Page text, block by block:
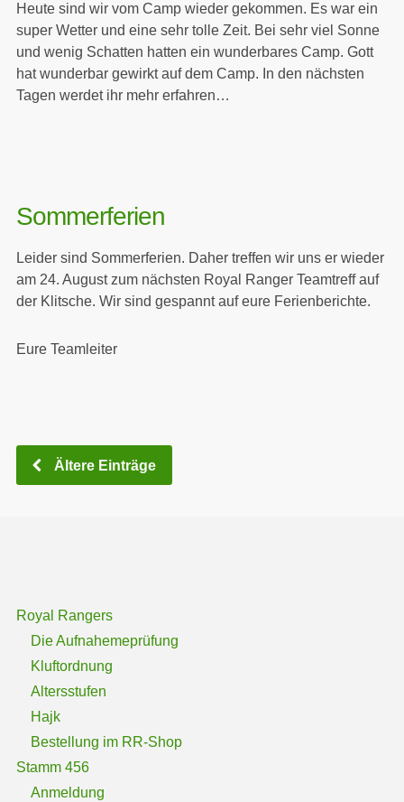
Heute sind wir vom Camp wieder gekommen. Es war ein
super Wetter und eine sehr tolle Zeit. Bei sehr viel Sonne
und wenig Schatten hatten ein wunderbares Camp. Gott
hat wunderbar gewirkt auf dem Camp. In den nächsten
Tagen werdet ihr mehr erfahren…
Sommerferien
Leider sind Sommerferien. Daher treffen wir uns er wieder
am 24. August zum nächsten Royal Ranger Teamtreff auf
der Klitsche. Wir sind gespannt auf eure Ferienberichte.
Eure Teamleiter
Ältere Einträge
Royal Rangers
Die Aufnahemeprüfung
Kluftordnung
Altersstufen
Hajk
Bestellung im RR-Shop
Stamm 456
Anmeldung